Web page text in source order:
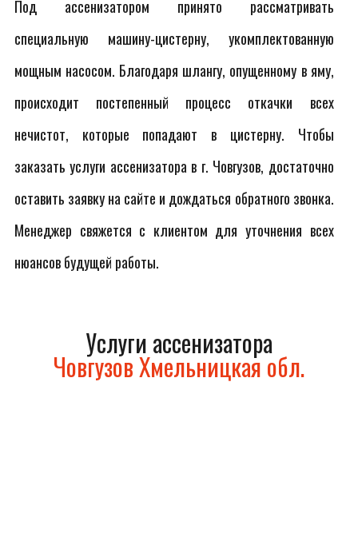
Под ассенизатором принято рассматривать
специальную машину-цистерну, укомплектованную
мощным насосом. Благодаря шлангу, опущенному в яму,
происходит постепенный процесс откачки всех
нечистот, которые попадают в цистерну. Чтобы
заказать услуги ассенизатора в г. Човгузов, достаточно
оставить заявку на сайте и дождаться обратного звонка.
Менеджер свяжется с клиентом для уточнения всех
нюансов будущей работы.
Услуги ассенизатора
Човгузов Хмельницкая обл.